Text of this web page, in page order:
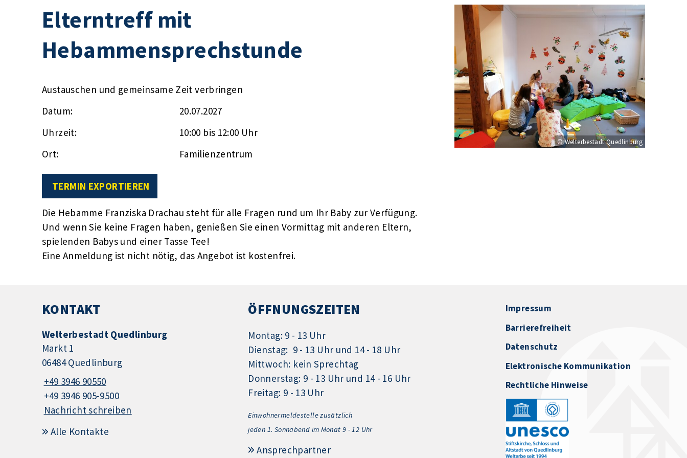
Elterntreff mit
Hebammensprechstunde
Austauschen und gemeinsame Zeit verbringen
Datum:
20.07.2027
Uhrzeit:
10:00 bis 12:00 Uhr
Ort:
Familienzentrum
TERMIN EXPORTIEREN
Die Hebamme Franziska Drachau steht für alle Fragen rund um Ihr Baby zur Verfügung.
Und wenn Sie keine Fragen haben, genießen Sie einen Vormittag mit anderen Eltern,
spielenden Babys und einer Tasse Tee!
Eine Anmeldung ist nicht nötig, das Angebot ist kostenfrei.
© Welterbestadt Quedlinburg
KONTAKT
Welterbestadt Quedlinburg
Markt 1
06484 Quedlinburg
+49 3946 90550
+49 3946 905-9500
Nachricht schreiben
Alle Kontakte
ÖFFNUNGSZEITEN
Montag: 9 - 13 Uhr
Dienstag: 9 - 13 Uhr und 14 - 18 Uhr
Mittwoch: kein Sprechtag
Donnerstag: 9 - 13 Uhr und 14 - 16 Uhr
Freitag: 9 - 13 Uhr
Einwohnermeldestelle zusätzlich
jeden 1. Sonnabend im Monat 9 - 12 Uhr
Ansprechpartner
Impressum
Barrierefreiheit
Datenschutz
Elektronische Kommunikation
Rechtliche Hinweise